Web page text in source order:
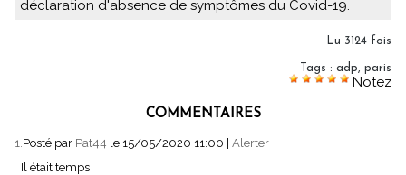
déclaration d'absence de symptômes du Covid-19.
Lu 3124 fois
Tags : adp, paris
Notez
COMMENTAIRES
1.Posté par Pat44 le 15/05/2020 11:00
Alerter
Il était temps